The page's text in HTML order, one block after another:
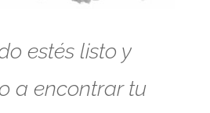
estés listo y
a encontrar tu